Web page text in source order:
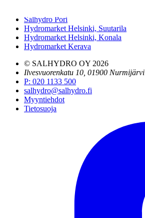
Salhydro Pori
Hydromarket Helsinki, Suutarila
Hydromarket Helsinki, Konala
Hydromarket Kerava
© SALHYDRO OY 2026
Ilvesvuorenkatu 10, 01900 Nurmijärvi
P: 020 1133 500
salhydro@salhydro.fi
Myyntiehdot
Tietosuoja